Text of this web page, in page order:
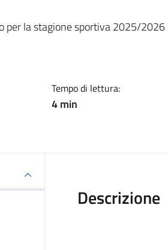
per la stagione sportiva 2025/
Tempo di lettura:
4 min
Descrizione